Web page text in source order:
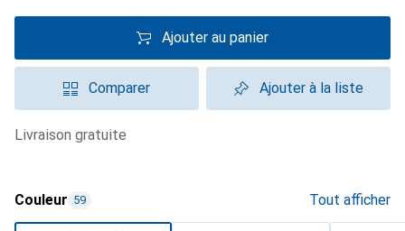
Ajouter au panier
Comparer Ajouter à la liste
livraison gratuite
Couleur 59 Tout afficher